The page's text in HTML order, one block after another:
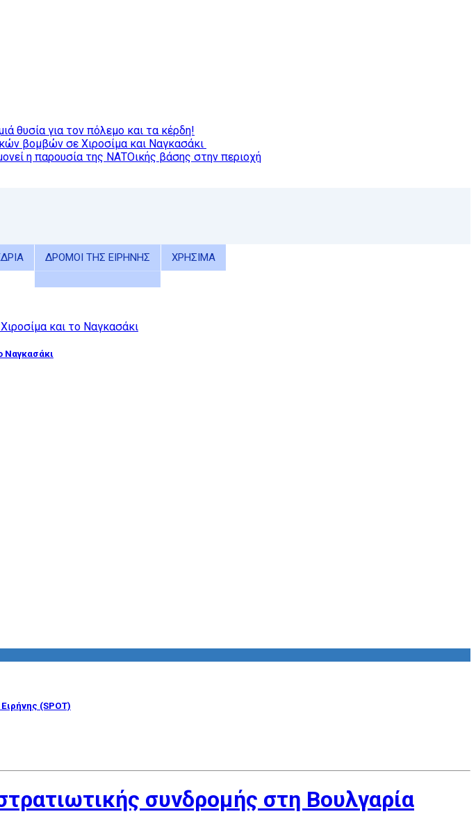
θυσία για τον πόλεμο και τα κέρδη!
βομβών σε Χιροσίμα και Ναγκασάκι
η παρουσία της ΝΑΤΟικής βάσης στην περιοχή
ΔΡΟΜΟΙ ΤΗΣ ΕΙΡΗΝΗΣ ΧΡΗΣΙΜΑ
Ναγκασάκι
(SPOT)
συνδρομής στη Βουλγαρία